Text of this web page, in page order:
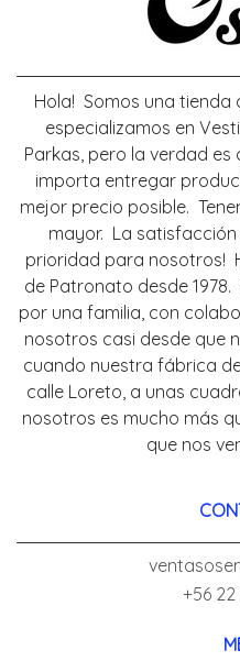
Hola! Somos una tienda
especializamos en
Parkas, pero la verdad
importa entregar
mejor precio posible.
mayor. La
prioridad para nosotros!
de Patronato desde
por una familia, con
nosotros casi desde que
cuando nuestra fábrica
calle Loreto, a unas
nosotros es mucho más
que nos
+56 22